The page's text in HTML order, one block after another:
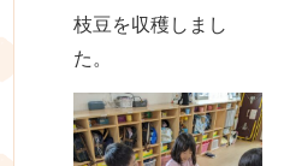
枝豆を収穫しまし
た。